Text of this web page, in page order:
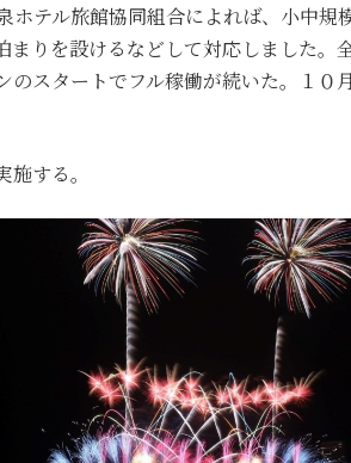
テル旅館協同組合によれば、小中
りを設けるなどして対応しました
スタートでフル稼働が続いた。１
する。